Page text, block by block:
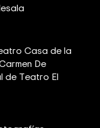
Casa de la
De
de Teatro El